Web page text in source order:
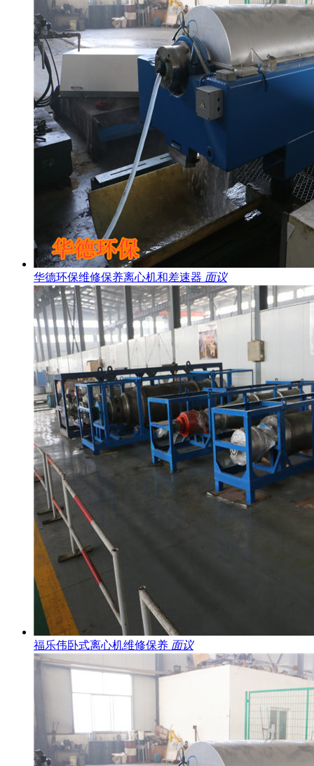
华德环保维修保养离心机和差速器 面议
福乐伟卧式离心机维修保养 面议